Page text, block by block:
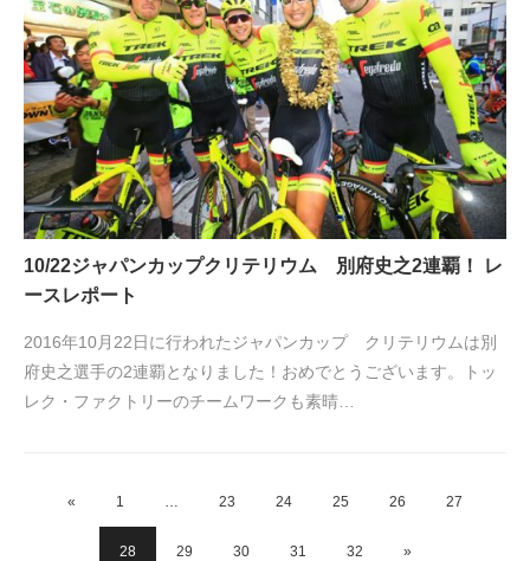
10/22ジャパンカップクリテリウム 別府史之2連覇！ レ
ースレポート
2016年10月22日に行われたジャパンカップ クリテリウムは別
府史之選手の2連覇となりました！おめでとうございます。トッ
レク・ファクトリーのチームワークも素晴…
« 1 … 23 24 25 26 27
28 29 30 31 32 »